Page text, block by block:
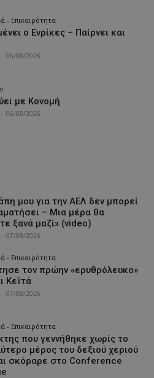
- Επικαιρότητα
ο Ενρίκες – Παίρνει και
06/08/2026
με Κονομή
06/08/2026
μου για την ΑΕΛ δεν μπορεί
– Μια μέρα θα
ξανά μαζί» (video)
07/08/2026
- Επικαιρότητα
τον πρώην «ερυθρόλευκο»
Κεϊτά
07/08/2026
- Επικαιρότητα
που γεννήθηκε χωρίς το
μέρος του δεξιού χεριού
σκόραρε στο Conference